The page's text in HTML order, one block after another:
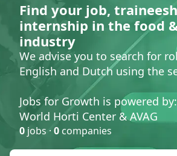
Find your job,
internship in the food
industry
We advise you to search for
English and Dutch using the
Jobs for Growth is powered
World Horti Center & AVAG
0 jobs · 0 companies